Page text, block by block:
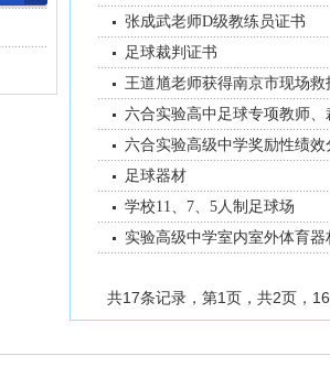
张成武老师D级教练员证书
足球裁判证书
王道馗老师获得南京市现场
六合实验高中足球专项教师
六合实验高级中学奖励性绩效
足球器材
学校11、7、5人制足球场
实验高级中学室内室外体育
共17条记录，第1页，共2页，